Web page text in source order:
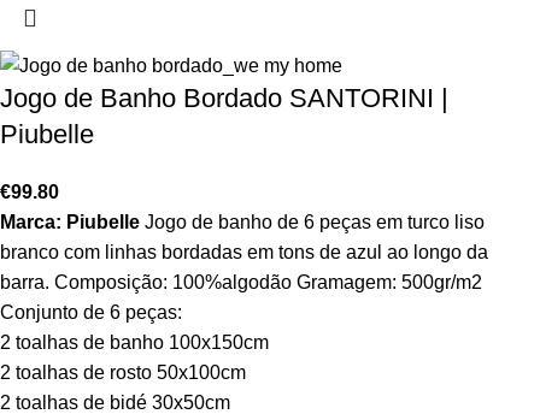
Jogo de Banho Bordado SANTORINI |
Piubelle
€99.80
Marca: Piubelle Jogo de banho de 6 peças em turco liso
branco com linhas bordadas em tons de azul ao longo da
barra. Composição: 100%algodão Gramagem: 500gr/m2
Conjunto de 6 peças:
2 toalhas de banho 100x150cm
2 toalhas de rosto 50x100cm
2 toalhas de bidé 30x50cm